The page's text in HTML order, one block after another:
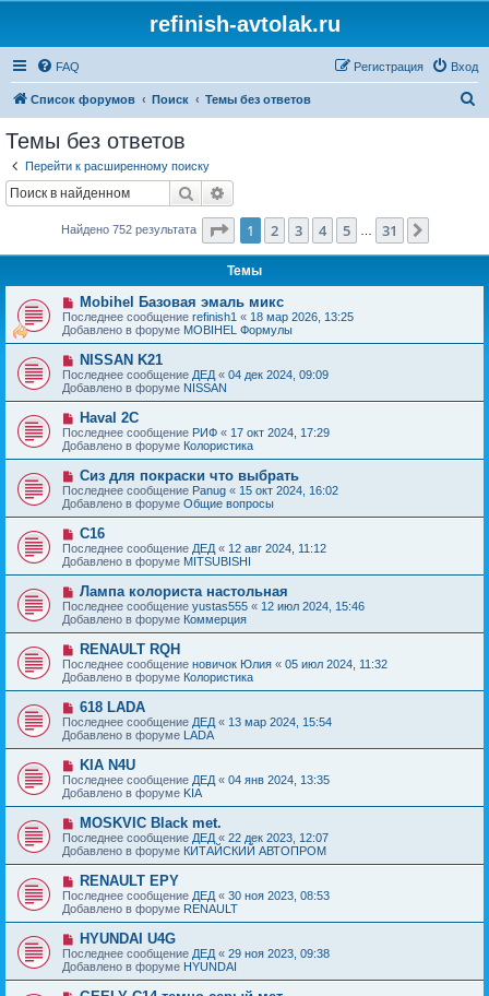
refinish-avtolak.ru
FAQ Вход
Регистрация
Список форумов Поиск Темы без ответов
Темы без ответов
Перейти к расширенному поиску
Поиск
Найдено 752 результата Страница из 31
1 2 3 4 5 31
Темы
Н
о
в
о
е
с
о
о
б
щ
е
н
и
е
Mobihel Базовая эмаль микс
Последнее сообщение refinish1 « 18 мар 2026, 13:25
Добавлено в форуме MOBIHEL Формулы
Н
о
в
о
е
с
о
о
б
щ
е
н
и
е
NISSAN K21
Последнее сообщение ДЕД « 04 дек 2024, 09:09
Добавлено в форуме NISSAN
Н
о
в
о
с
о
о
б
щ
е
н
и
е
Haval 2C
Последнее сообщение РИФ « 17 окт 2024, 17:29
Добавлено в форуме Колористика
Н
о
в
о
с
о
о
б
щ
е
н
и
е
Сиз для покраски что выбрать
Последнее сообщение Panug « 15 окт 2024, 16:02
Добавлено в форуме Общие вопросы
Н
о
в
о
с
о
о
б
щ
е
н
и
е
C16
Последнее сообщение ДЕД « 12 авг 2024, 11:12
Добавлено в форуме MITSUBISHI
Н
о
в
о
е
с
о
о
б
щ
е
н
и
е
Лампа колориста настольная
Последнее сообщение yustas555 « 12 июл 2024, 15:46
Добавлено в форуме Коммерция
Н
о
в
о
с
о
о
б
щ
е
н
и
е
RENAULT RQH
Последнее сообщение новичок Юлия « 05 июл 2024, 11:32
Добавлено в форуме Колористика
Н
о
в
о
е
с
о
о
б
щ
е
н
и
е
618 LADA
Последнее сообщение ДЕД « 13 мар 2024, 15:54
Добавлено в форуме LADA
Н
о
в
о
е
с
о
о
б
щ
е
н
и
е
KIA N4U
Последнее сообщение ДЕД « 04 янв 2024, 13:35
Добавлено в форуме KIA
Н
о
в
о
е
с
о
о
б
щ
е
н
и
е
MOSKVIC Black met.
Последнее сообщение ДЕД « 22 дек 2023, 12:07
Добавлено в форуме КИТАЙСКИЙ АВТОПРОМ
Н
о
в
о
е
с
о
о
б
RENAULT EPY
Последнее сообщение ДЕД « 30 ноя 2023, 08:53
Добавлено в форуме RENAULT
Н
о
в
о
HYUNDAI U4G
Последнее сообщение ДЕД « 29 ноя 2023, 09:38
Добавлено в форуме HYUNDAI
Н